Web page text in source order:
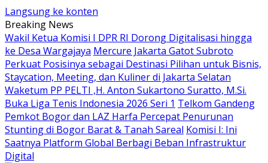
Langsung ke konten
Breaking News
Wakil Ketua Komisi I DPR RI Dorong Digitalisasi hingga
ke Desa Wargajaya Mercure Jakarta Gatot Subroto
Perkuat Posisinya sebagai Destinasi Pilihan untuk Bisnis,
Staycation, Meeting, dan Kuliner di Jakarta Selatan
Waketum PP PELTI ,H. Anton Sukartono Suratto, M.Si.
Buka Liga Tenis Indonesia 2026 Seri 1 Telkom Gandeng
Pemkot Bogor dan LAZ Harfa Percepat Penurunan
Stunting di Bogor Barat & Tanah Sareal Komisi I: Ini
Saatnya Platform Global Berbagi Beban Infrastruktur
Digital